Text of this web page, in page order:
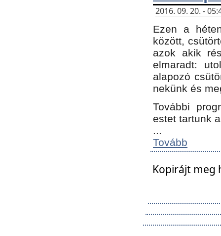
2016. 09. 20. -
Ezen a
között,
azok akik
elmaradt:
alapozó
nekünk és
További
estet tartunk
...
Tovább
Kopirájt meg